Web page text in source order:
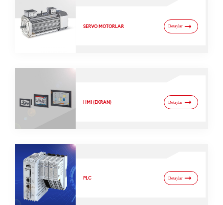
SERVO MOTORLAR Detaylar
HMI (EKRAN) Detaylar
PLC Detaylar